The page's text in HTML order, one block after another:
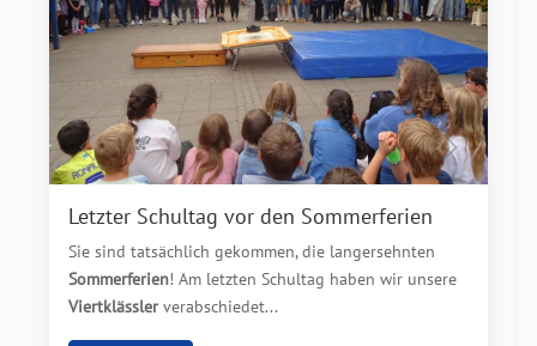
Letzter Schultag vor den Sommerferien
Sie sind tatsächlich gekommen, die langersehnten
Sommerferien! Am letzten Schultag haben wir unsere
Viertklässler verabschiedet...